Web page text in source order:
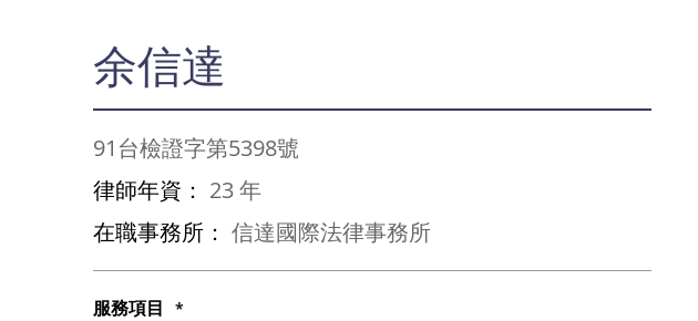
余信達
91台檢證字第5398號
律師年資： 23 年
在職事務所： 信達國際法律事務所
服務項目